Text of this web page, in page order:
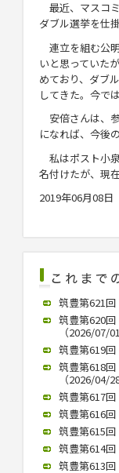
最近、マスコ
ダブル選挙を仕
連立を組む公
いと思っていた
めており、ダブ
してきた。今で
安倍さんは、
になれば、今後
私はポスト小
名付けたが、現
2019年06月08日
筑豊第621
筑豊第620
（2026/07/01
筑豊第619
筑豊第618
（2026/04/28
筑豊第617
筑豊第616
筑豊第615
筑豊第614
筑豊第613